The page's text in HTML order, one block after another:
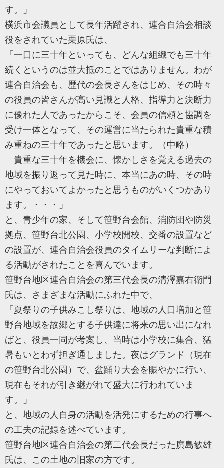
す。」
横浜市会議員として長年活躍され、連合自治会相談
役をされていた栗原氏は、
「一口に三十年といっても、どんな組織でも三十年
続くというのは並大抵のことではありません。わが
連合自治会も、歴代の会長さんをはじめ、その時々
の役員の皆さんが高い見識と人格、指導力と決断力
に優れた人であったからこそ、会員の信頼と協調を
受け一体となって、その運営に当たられた貴重な積
み重ねの三十年であったと思います。（中略）
貴重な三十年を機会に、懐かしさを覚える過去の
地域を振り返って見た時に、本当にあの時、その時
にやっておいてよかったと思うものがいくつかあり
ます。・・・」
と、青少年の家、そして笹野台会館、消防団や防災
拠点、笹野台北公園、小学校開校、交番の設置など
の設置が、連合自治会役員のタイムリーな判断によ
る活動がされたことを喜んでいます。
笹野台地区連合自治会の第三代会長の清澤嘉右衛門
氏は、さまざまな活動にふれた中で、
「夏祭りの子供みこし祭りは、地域の人口増加と笹
野台地域を故郷とする子供達に将来の思い出になれ
ばと、役員一同が考案し、当時は小学校に集合、猛
暑もいとわず担ぎ通しました。夜はグランド（現在
の笹野台北公園）で、盆踊り大会を賑やかに行い、
現在もそれが引き継がれて盛大に行われていま
す。」
と、地域の人自身の活動を活発にするための行事へ
の工夫の記録を述べています。
笹野台地区連合自治会の第二代会長だった廣島敏雄
氏は、この土地の旧家の方です。